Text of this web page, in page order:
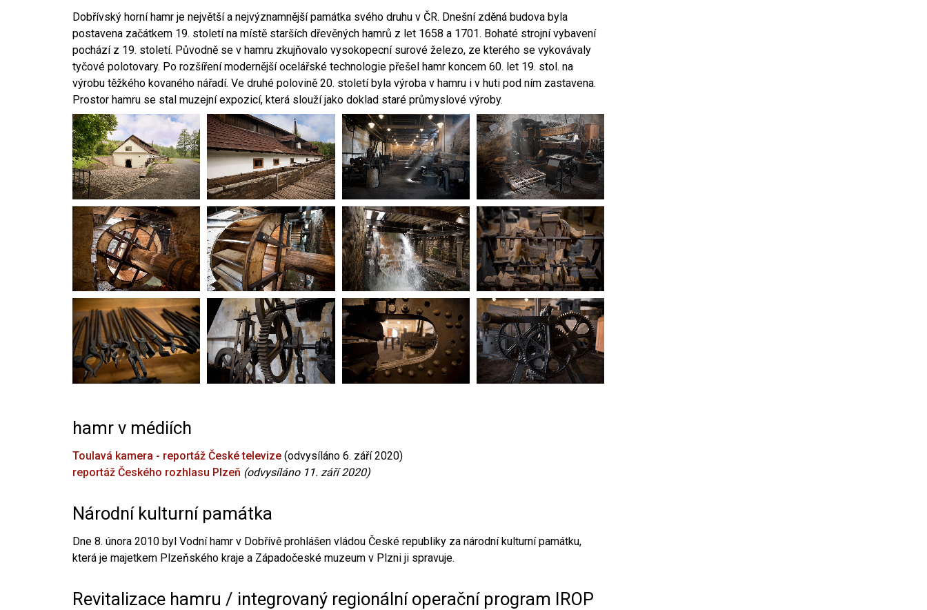
Dobřívský horní hamr je největší a nejvýznamnější památka svého druhu v ČR. Dnešní zděná budova byla
postavena začátkem 19. století na místě starších dřevěných hamrů z let 1658 a 1701. Bohaté strojní vybavení
pochází z 19. století. Původně se v hamru zkujňovalo vysokopecní surové železo, ze kterého se vykovávaly
tyčové polotovary. Po rozšíření modernější ocelářské technologie přešel hamr koncem 60. let 19. stol. na
výrobu těžkého kovaného nářadí. Ve druhé polovině 20. století byla výroba v hamru i v huti pod ním zastavena.
Prostor hamru se stal muzejní expozicí, která slouží jako doklad staré průmyslové výroby.
hamr v médiích
Toulavá kamera - reportáž České televize (odvysíláno 6. září 2020)
reportáž Českého rozhlasu Plzeň (odvysíláno 11. září 2020)
Národní kulturní památka
Dne 8. února 2010 byl Vodní hamr v Dobřívě prohlášen vládou České republiky za národní kulturní památku,
která je majetkem Plzeňského kraje a Západočeské muzeum v Plzni ji spravuje.
Revitalizace hamru / integrovaný regionální operační program IROP